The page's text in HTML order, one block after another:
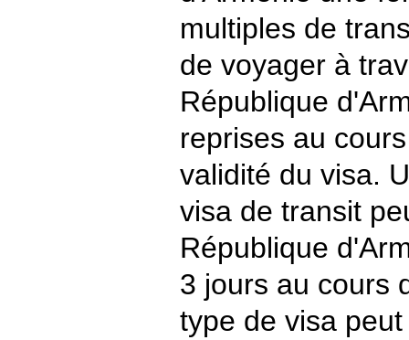
multiples de
de voyager à
République
reprises au
validité du visa.
visa de transit
République
3 jours au cours
type de visa